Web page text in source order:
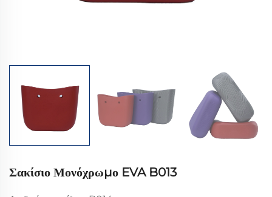
Σακίσιο Μονόχρωμο EVA B013